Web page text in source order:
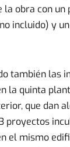
la obra con un
incluido) y
también las
la quinta
que dan
el mismo